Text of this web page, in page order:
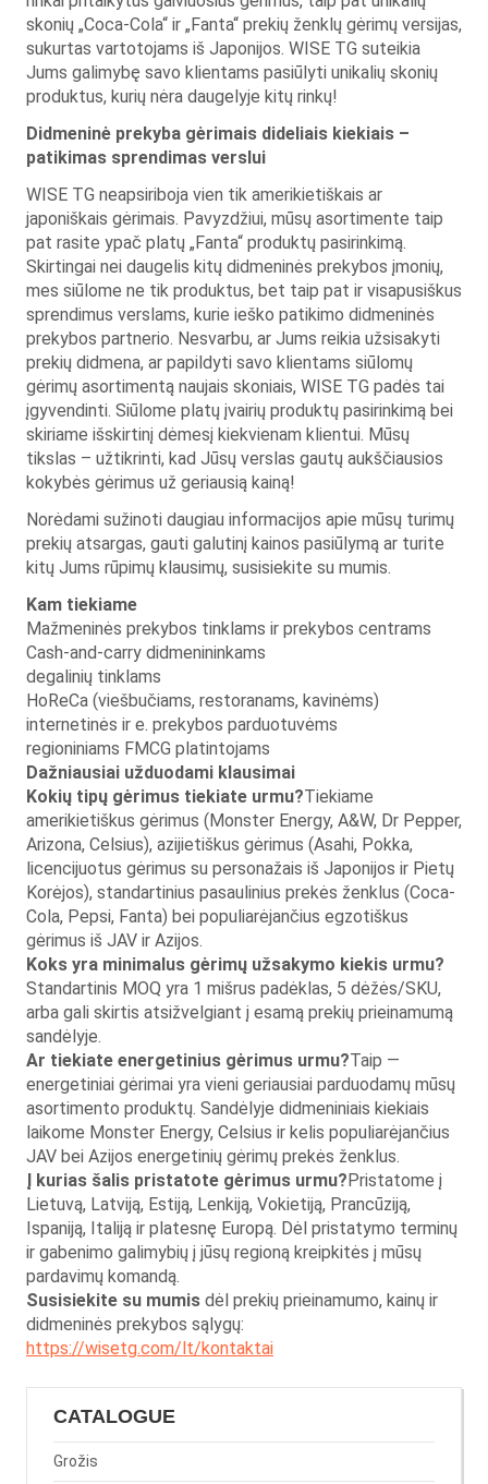
CATALOGUE
Grožis
skonių „Coca-Cola“ ir „Fanta“ prekių ženklų gėrimų versijas,
sukurtas vartotojams iš Japonijos. WISE TG suteikia
Jums galimybę savo klientams pasiūlyti unikalių skonių
produktus, kurių nėra daugelyje kitų rinkų!
Didmeninė prekyba gėrimais dideliais kiekiais –
patikimas sprendimas verslui
WISE TG neapsiriboja vien tik amerikietiškais ar
japoniškais gėrimais. Pavyzdžiui, mūsų asortimente taip
pat rasite ypač platų „Fanta“ produktų pasirinkimą.
Skirtingai nei daugelis kitų didmeninės prekybos įmonių,
mes siūlome ne tik produktus, bet taip pat ir visapusiškus
sprendimus verslams, kurie ieško patikimo didmeninės
prekybos partnerio. Nesvarbu, ar Jums reikia užsisakyti
prekių didmena, ar papildyti savo klientams siūlomų
gėrimų asortimentą naujais skoniais, WISE TG padės tai
įgyvendinti. Siūlome platų įvairių produktų pasirinkimą bei
skiriame išskirtinį dėmesį kiekvienam klientui. Mūsų
tikslas – užtikrinti, kad Jūsų verslas gautų aukščiausios
kokybės gėrimus už geriausią kainą!
Norėdami sužinoti daugiau informacijos apie mūsų turimų
prekių atsargas, gauti galutinį kainos pasiūlymą ar turite
kitų Jums rūpimų klausimų, susisiekite su mumis.
Kam tiekiame
Mažmeninės prekybos tinklams ir prekybos centrams
Cash-and-carry didmenininkams
degalinių tinklams
HoReCa (viešbučiams, restoranams, kavinėms)
internetinės ir e. prekybos parduotuvėms
regioniniams FMCG platintojams
Dažniausiai užduodami klausimai
Kokių tipų gėrimus tiekiate urmu?Tiekiame
amerikietiškus gėrimus (Monster Energy, A&W, Dr Pepper,
Arizona, Celsius), azijietiškus gėrimus (Asahi, Pokka,
licencijuotus gėrimus su personažais iš Japonijos ir Pietų
Korėjos), standartinius pasaulinius prekės ženklus (Coca-
Cola, Pepsi, Fanta) bei populiarėjančius egzotiškus
gėrimus iš JAV ir Azijos.
Koks yra minimalus gėrimų užsakymo kiekis urmu?
Standartinis MOQ yra 1 mišrus padėklas, 5 dėžės/SKU,
arba gali skirtis atsižvelgiant į esamą prekių prieinamumą
sandėlyje.
Ar tiekiate energetinius gėrimus urmu?Taip —
energetiniai gėrimai yra vieni geriausiai parduodamų mūsų
asortimento produktų. Sandėlyje didmeniniais kiekiais
laikome Monster Energy, Celsius ir kelis populiarėjančius
JAV bei Azijos energetinių gėrimų prekės ženklus.
Į kurias šalis pristatote gėrimus urmu?Pristatome į
Lietuvą, Latviją, Estiją, Lenkiją, Vokietiją, Prancūziją,
Ispaniją, Italiją ir platesnę Europą. Dėl pristatymo terminų
ir gabenimo galimybių į jūsų regioną kreipkitės į mūsų
pardavimų komandą.
Susisiekite su mumis dėl prekių prieinamumo, kainų ir
didmeninės prekybos sąlygų:
https://wisetg.com/lt/kontaktai